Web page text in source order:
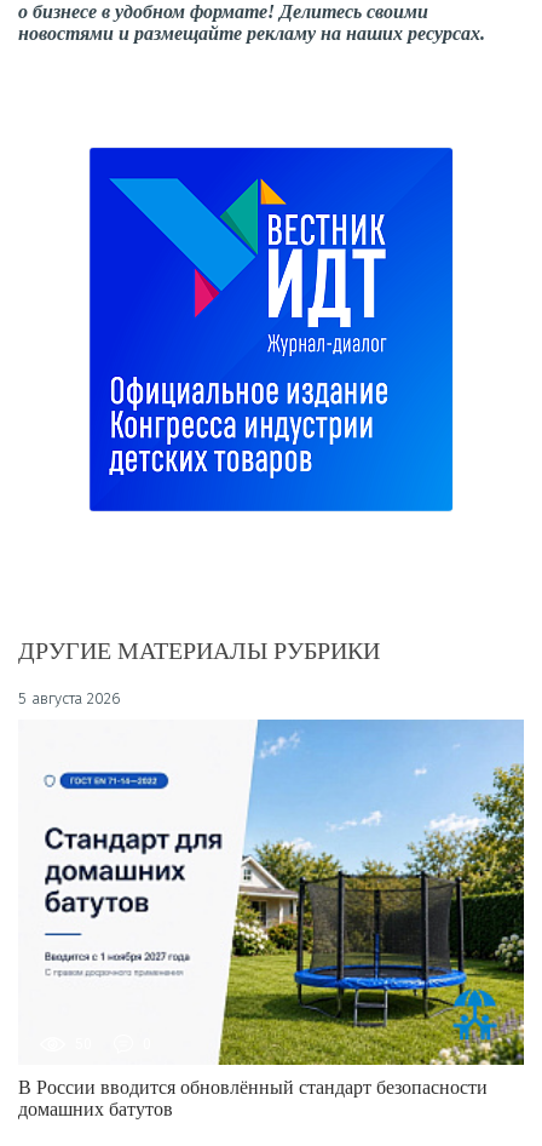
о бизнесе в удобном формате! Делитесь своими
новостями и размещайте рекламу на наших ресурсах.
ДРУГИЕ МАТЕРИАЛЫ РУБРИКИ
5 августа 2026
В России вводится обновлённый стандарт безопасности
домашних батутов